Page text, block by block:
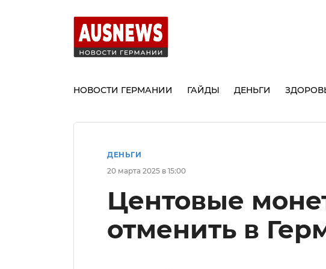
НОВОСТИ ГЕРМАНИИ ГАЙДЫ ДЕНЬГИ
ДЕНЬГИ
20 марта 2025 в 15:00
Центовые
отменить в